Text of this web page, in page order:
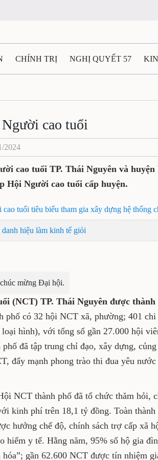
CHÍNH TRỊ NGHỊ QUYẾT 57
TÀI NGUYÊN - MÔI TRƯỜNG
THÁI NGUYÊN
cao tuổi
2024
cao tuổi TP. Thái Nguyên và huyện
Hội Người cao tuổi cấp huyện.
tuổi tiêu biểu tham gia xây dựng hệ thống
hiệu làm kinh tế giỏi
mừng Đại hội.
(NCT) TP. Thái Nguyên được
phố có 32 hội NCT xã, phường; 401
hình), với tổng số gần 27.000 hội
đã tập trung chỉ đạo, xây dựng,
đẩy mạnh phong trào thi đua yêu
NCT thành phố đã tổ chức thăm hỏi,
kinh phí trên 18,1 tỷ đồng. Toàn thành
hưởng chế độ, chính sách trợ cấp xã
hiểm y tế. Hằng năm, 95% số hộ gia
gần 62.600 NCT được tín nhiệm